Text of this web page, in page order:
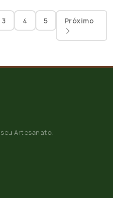
3 4 5 Próximo
Artesanato.